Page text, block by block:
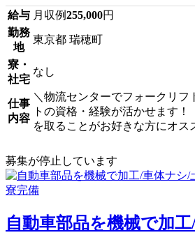
給与 月収例255,000円
勤務
地
東京都 瑞穂町
寮・
社宅
なし
仕事
内容
＼物流センターでフォークリ
トの資格・経験が活かせます
を取ることがお好きな方にオス
募集が停止しています
自動車部品を機械で加